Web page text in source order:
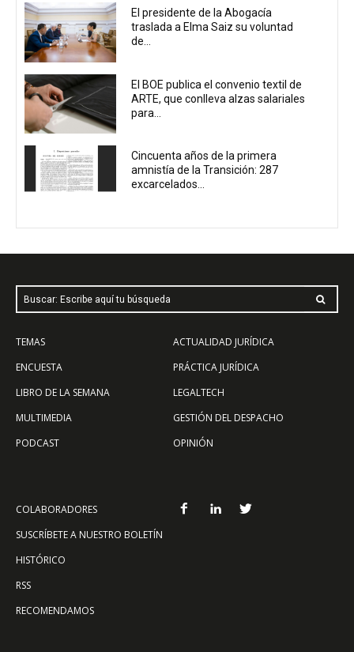
El presidente de la Abogacía
traslada a Elma Saiz su voluntad
de...
El BOE publica el convenio textil de
ARTE, que conlleva alzas salariales
para...
Cincuenta años de la primera
amnistía de la Transición: 287
excarcelados...
Buscar: Escribe aquí tu búsqueda
TEMAS
ENCUESTA
LIBRO DE LA SEMANA
MULTIMEDIA
PODCAST
ACTUALIDAD JURÍDICA
PRÁCTICA JURÍDICA
LEGALTECH
GESTIÓN DEL DESPACHO
OPINIÓN
COLABORADORES
SUSCRÍBETE A NUESTRO BOLETÍN
HISTÓRICO
RSS
RECOMENDAMOS